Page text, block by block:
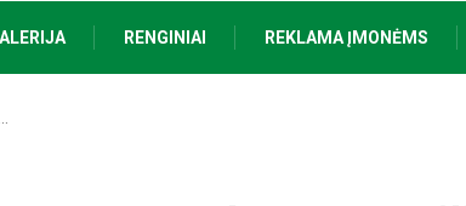
RENGINIAI REKLAMA ĮMONĖMS